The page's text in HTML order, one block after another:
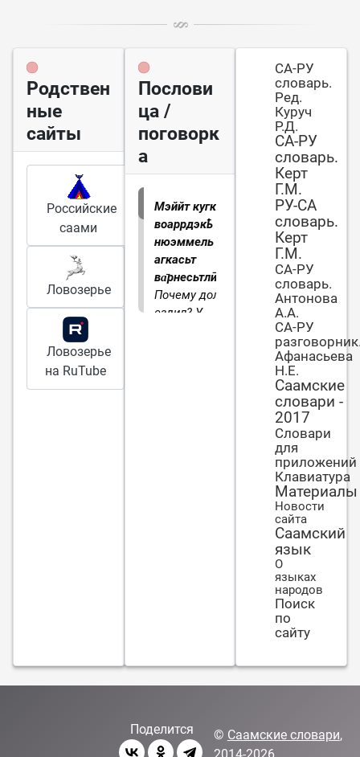
Родствен
ные
сайты
Российские
саами
Ловозерье
Ловозерье
на RuTube
Послови
ца /
поговорк
а
Мэййт кугкь
воаррдэкҍ -
нюэммель
агкасьт
ва̄рнесьтлӣйе.
Почему долго
ездил? У
СА-РУ
словарь.
Ред.
Куруч
Р.Д.
СА-РУ
словарь.
Керт
Г.М.
РУ-СА
словарь.
Керт
Г.М.
СА-РУ
словарь.
Антонова
А.А.
СА-РУ
Афанасьева
Н.Е.
Саамские
словари -
2017
Словари
для
приложений
Клавиатура
Материалы
Новости
сайта
Саамский
язык
О
языках
народов
Поиск
по
сайту
Поделится © Саамские словари,